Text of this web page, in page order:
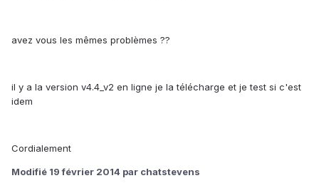
avez vous les mêmes problèmes ??
il y a la version v4.4_v2 en ligne je la télécharge et je test si c'est
idem
Cordialement
Modifié 19 février 2014 par chatstevens